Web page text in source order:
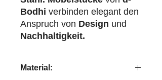
Bodhi verbinden elegant den
Anspruch von Design und
Nachhaltigkeit.
Material: